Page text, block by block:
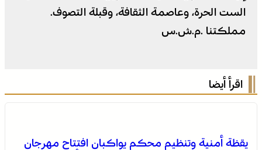
الست الحرة، وعاصمة الثقافة، وقبلة التصوف.
مملكتنا .م.ش.س
اقرأ أيضا
يقظة أمنية وتنظيم محكم يواكبان افتتاح مهرجان